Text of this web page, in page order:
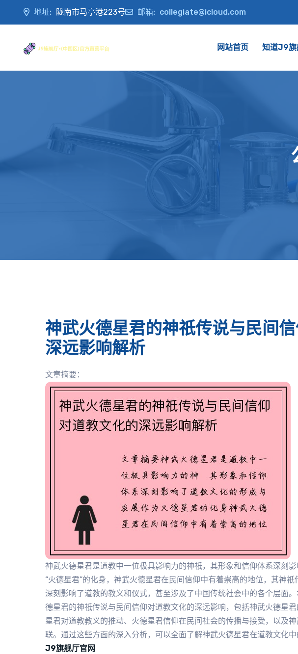
地址: 陇南市马亭港223号 邮箱: collegiate@icloud.com
网站首页 知道J9旗
神武火德星君的神祇传说与民间
深远影响解析
文章摘要：
神武火德星君是道教中一位极具影响力的神祇，其形象和信仰体系深刻
“火德星君”的化身，神武火德星君在民间信仰中有着崇高的地位，其神
深刻影响了道教的教义和仪式，甚至涉及了中国传统社会中的各个层面
德星君的神祇传说与民间信仰对道教文化的深远影响，包括神武火德星
星君对道教教义的推动、火德星君信仰在民间社会的传播与接受，以及
联。通过这些方面的深入分析，可以全面了解神武火德星君在道教文化中
J9旗舰厅官网